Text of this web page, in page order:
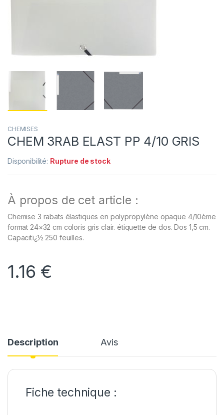
CHEMISES
CHEM 3RAB ELAST PP 4/10 GRIS
Disponibilité: Rupture de stock
À propos de cet article :
Chemise 3 rabats élastiques en polypropylène opaque 4/10ème
format 24×32 cm coloris gris clair. étiquette de dos. Dos 1,5 cm.
Capacitï¿½ 250 feuilles.
1.16 €
Description Avis
Fiche technique :